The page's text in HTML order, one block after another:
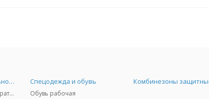
Средства индивидуальной защиты
Защита дыхания - респираторы, противогазы, фильтры, дозиметры
Спецодежда и обувь
Обувь рабочая
Комбинезоны